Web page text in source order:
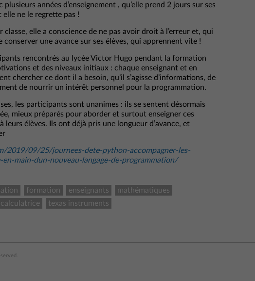
plusieurs années d’enseignement , qu’elle prend 2 jours sur ses
ne le regrette pas !
classe, elle a conscience de ne pas avoir droit à l’erreur et, qui
conserver une avance sur ses élèves, qui apprennent vite !
rencontrés au lycée Victor Hugo pendant la formation
et des niveaux initiaux : chaque enseignant et en
chercher ce dont il a besoin, qu’il s’agisse d’informations, de
de nourrir un intérêt personnel pour la programmation.
les participants sont unanimes : ils se sentent désormais
mieux préparés pour aborder et surtout enseigner ces
leurs élèves. Ils ont déjà pris une longueur d’avance, et
2019/09/25/journees-dete-python-accompagner-les-
en-main-dun-nouveau-langage-de-programmation/
formation enseignants
mathématiques
calculatrice texas instruments